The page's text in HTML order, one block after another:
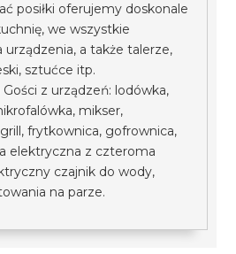
posiłki oferujemy doskonale
we wszystkie
urządzenia, a także talerze,
sztućce itp.
z urządzeń: lodówka,
mikser,
frytkownica, gofrownica,
elektryczna z czteroma
czajnik do wody,
na parze.